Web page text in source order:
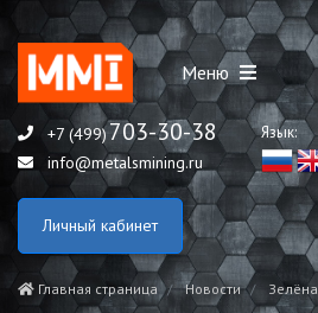
Меню
+7 (499)703-30-38
info@metalsmining.ru
Язык:
Личный кабинет
Главная страница Новости